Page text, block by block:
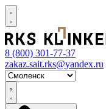
8 (800) 301-77-37
zakaz.sait.rks@yandex.ru